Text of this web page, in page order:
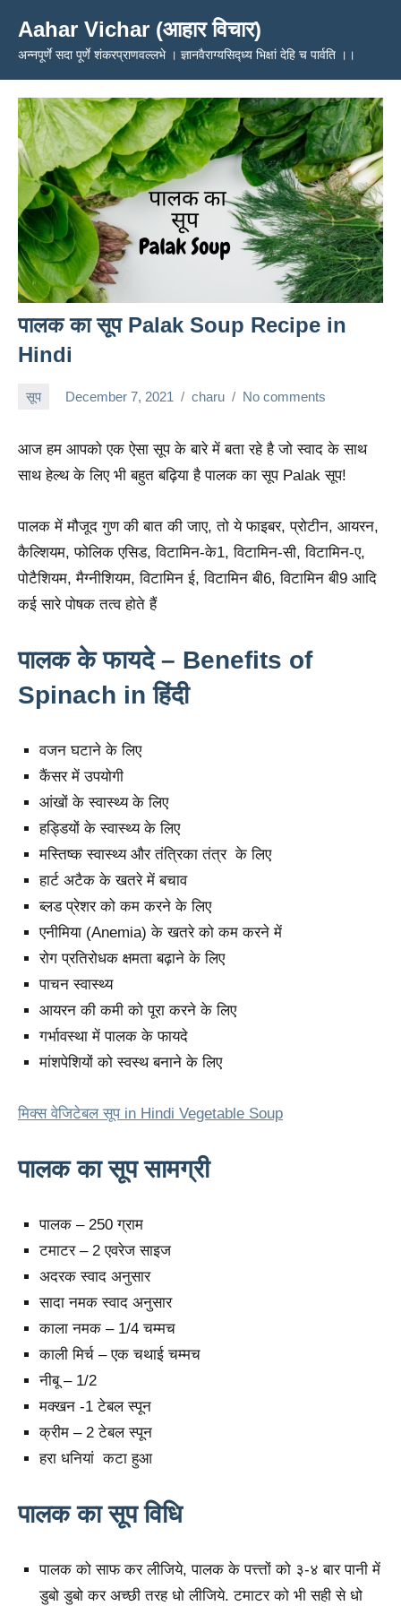
content
Aahar Vichar (आहार विचार)
अन्नपूर्णे सदा पूर्णे शंकरप्राणवल्लभे । ज्ञानवैराग्यसिद्ध्य भिक्षां देहि च पार्वति ।।
पालक का सूप Palak Soup Recipe in
Hindi
सूप December 7, 2021 charu No comments
आज हम आपको एक ऐसा सूप के बारे में बता रहे है जो स्वाद के साथ
साथ हेल्थ के लिए भी बहुत बढ़िया है पालक का सूप Palak सूप!
पालक में मौजूद गुण की बात की जाए, तो ये फाइबर, प्रोटीन, आयरन,
कैल्शियम, फोलिक एसिड, विटामिन-के1, विटामिन-सी, विटामिन-ए,
पोटैशियम, मैग्नीशियम, विटामिन ई, विटामिन बी6, विटामिन बी9 आदि
कई सारे पोषक तत्व होते हैं
पालक के फायदे – Benefits of
Spinach in हिंदी
वजन घटाने के लिए
कैंसर में उपयोगी
आंखों के स्वास्थ्य के लिए
हड्डियों के स्वास्थ्य के लिए
मस्तिष्क स्वास्थ्य और तंत्रिका तंत्र के लिए
हार्ट अटैक के खतरे में बचाव
ब्लड प्रेशर को कम करने के लिए
एनीमिया (Anemia) के खतरे को कम करने में
रोग प्रतिरोधक क्षमता बढ़ाने के लिए
पाचन स्वास्थ्य
आयरन की कमी को पूरा करने के लिए
गर्भावस्था में पालक के फायदे
मांशपेशियों को स्वस्थ बनाने के लिए
मिक्स वेजिटेबल सूप in Hindi Vegetable Soup
पालक का सूप सामग्री
पालक – 250 ग्राम
टमाटर – 2 एवरेज साइज
अदरक स्वाद अनुसार
सादा नमक स्वाद अनुसार
काला नमक – 1/4 चम्मच
काली मिर्च – एक चथाई चम्मच
नीबू – 1/2
मक्खन -1 टेबल स्पून
क्रीम – 2 टेबल स्पून
हरा धनियां कटा हुआ
पालक का सूप विधि
पालक को साफ कर लीजिये, पालक के पत्त्तों को ३-४ बार पानी में
डुबो डुबो कर अच्छी तरह धो लीजिये. टमाटर को भी सही से धो